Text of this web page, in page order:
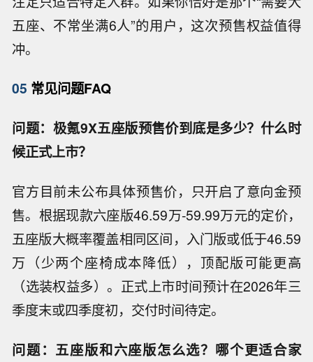
五座、不常坐满6人”的用户，这次预售权益值得
冲。
05 常见问题FAQ
问题：极氪9X五座版预售价到底是多少？什么时
候正式上市？
官方目前未公布具体预售价，只开启了意向金预
售。根据现款六座版46.59万-59.99万元的定价，
五座版大概率覆盖相同区间，入门版或低于46.59
万（少两个座椅成本降低），顶配版可能更高
（选装权益多）。正式上市时间预计在2026年三
季度末或四季度初，交付时间待定。
问题：五座版和六座版怎么选？哪个更适合家